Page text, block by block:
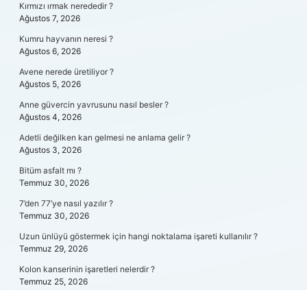
Kırmızı ırmak nerededir ?
Ağustos 7, 2026
Kumru hayvanın neresi ?
Ağustos 6, 2026
Avene nerede üretiliyor ?
Ağustos 5, 2026
Anne güvercin yavrusunu nasıl besler ?
Ağustos 4, 2026
Adetli değilken kan gelmesi ne anlama gelir ?
Ağustos 3, 2026
Bitüm asfalt mı ?
Temmuz 30, 2026
7’den 77’ye nasıl yazılır ?
Temmuz 30, 2026
Uzun ünlüyü göstermek için hangi noktalama işareti kullanılır ?
Temmuz 29, 2026
Kolon kanserinin işaretleri nelerdir ?
Temmuz 25, 2026